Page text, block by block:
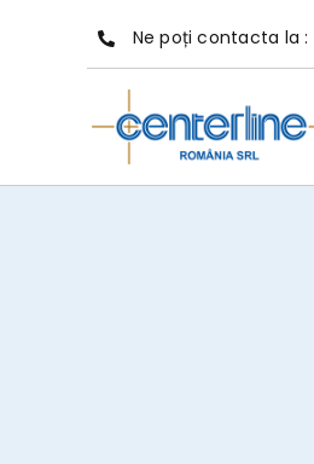
Ne poți contacta la :